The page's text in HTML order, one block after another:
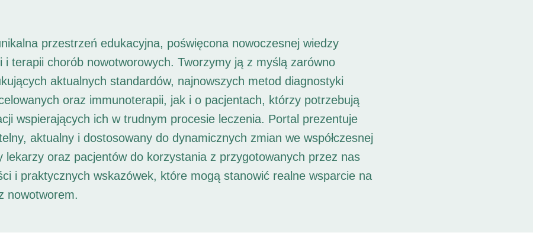
przestrzeń edukacyjna, poświęcona nowoczesnej wiedzy
i terapii chorób nowotworowych. Tworzymy ją z myślą zarówno
aktualnych standardów, najnowszych metod diagnostyki
oraz immunoterapii, jak i o pacjentach, którzy potrzebują
wspierających ich w trudnym procesie leczenia. Portal prezentuje
aktualny i dostosowany do dynamicznych zmian we współczesnej
lekarzy oraz pacjentów do korzystania z przygotowanych przez nas
i praktycznych wskazówek, które mogą stanowić realne wsparcie na
nowotworem.